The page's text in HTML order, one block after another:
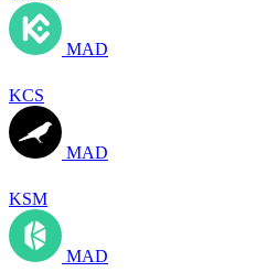
MAD
KCS
MAD
KSM
MAD